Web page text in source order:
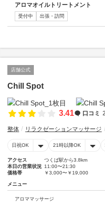
アロマオイルトリートメント
受付中 出張・訪問
店舗公式
Chill Spot
3.41 口コミ
整体 リラクゼーションマッサージ
日祝OK 21時以降OK
アクセス
つくば駅から3.8km
本日の営業状況 11:00〜21:30
価格帯
￥3,000〜￥19,000
メニュー
アロママッサージ